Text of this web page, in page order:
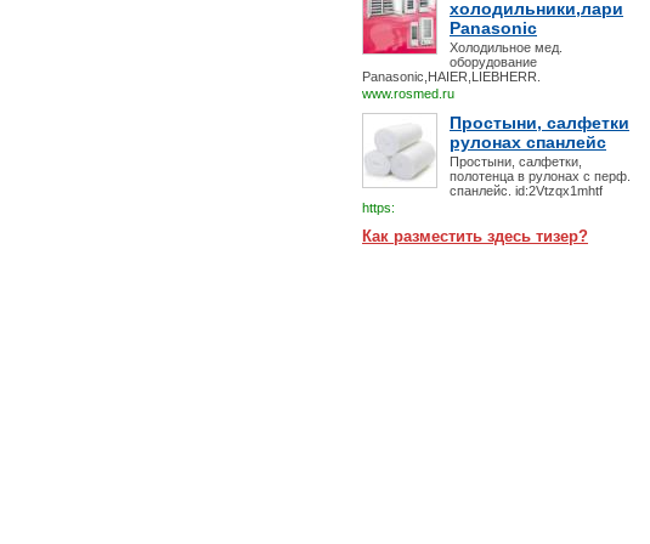
холодильники,лари
Panasonic
Холодильное мед.
оборудование
Panasonic,HAIER,LIEBHERR.
www.rosmed.ru
Простыни, салфетки
рулонах спанлейс
Простыни, салфетки,
полотенца в рулонах с перф.
спанлейс. id:2Vtzqx1mhtf
https:
Как разместить здесь тизер?